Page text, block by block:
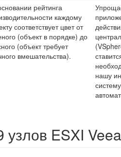
рейтинга
каждому
соответствует цвет от
(объект в порядке) до
(объект требует
вмешательства).
нашу
ESXI